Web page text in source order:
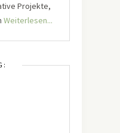
Projekte,
Weiterlesen...